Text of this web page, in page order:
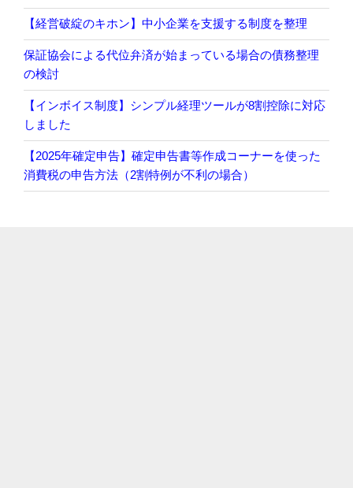
【経営破綻のキホン】中小企業を支援する制度を整理
保証協会による代位弁済が始まっている場合の債務整理
の検討
【インボイス制度】シンプル経理ツールが8割控除に対応
しました
【2025年確定申告】確定申告書等作成コーナーを使った
消費税の申告方法（2割特例が不利の場合）